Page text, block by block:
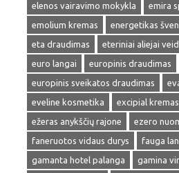
elenos vairavimo mokykla
emira
emolium kremas
energetikas
eta draudimas
eteriniai aliejai
euro langai
europinis draudimas
europinis sveikatos draudimas
eveline kosmetika
excipial kremas
ežeras anykščių rajone
ezero
faneruotos vidaus durys
fauga
gamanta hotel palanga
gamina